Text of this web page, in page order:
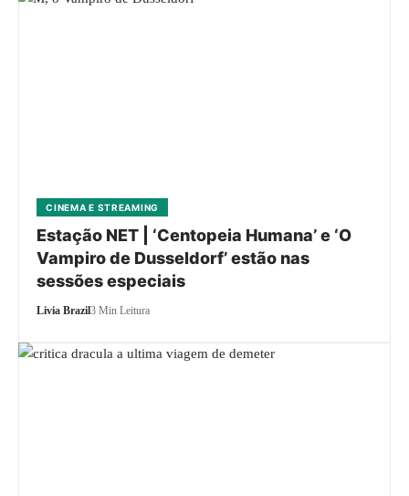
CINEMA E STREAMING
Estação NET | ‘Centopeia Humana’ e ‘O
Vampiro de Dusseldorf’ estão nas
sessões especiais
Livia Brazil3 Min Leitura